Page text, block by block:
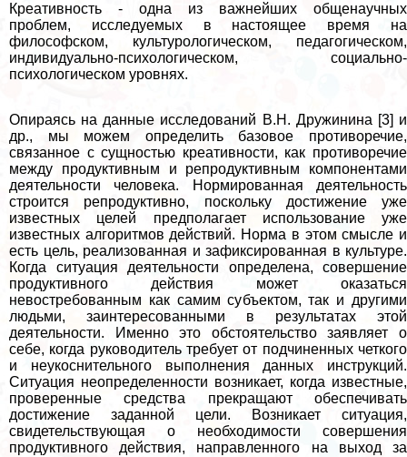
Креативность - одна из важнейших общенаучных
проблем, исследуемых в настоящее время на
философском, культурологическом, педагогическом,
индивидуально-психологическом, социально-
психологическом уровнях.
Опираясь на данные исследований В.Н. Дружинина [3] и
др., мы мо­жем определить базовое противоречие,
связанное с сущностью креативности, как противоречие
между продуктивным и репродуктивным компонентами
деятельности человека. Нормированная деятельность
строится репродуктивно, поскольку достижение уже
известных целей предполагает использование уже
извест­ных алгоритмов действий. Норма в этом смысле и
есть цель, реализованная и зафиксированная в культуре.
Когда ситуация деятельности определена, со­вершение
продуктивного действия может оказаться
невостребованным как самим субъектом, так и другими
людьми, заинтересованными в результатах этой
деятельности. Именно это обстоятельство заявляет о
себе, когда руково­дитель требует от подчиненных четкого
и неукоснительного выполнения данных инструкций.
Ситуация неопределенности возникает, когда известные,
проверенные средства прекращают обеспечивать
достижение заданной цели. Возникает ситуация,
свидетельствующая о необходимости совершения
продуктивного действия, направленного на выход за